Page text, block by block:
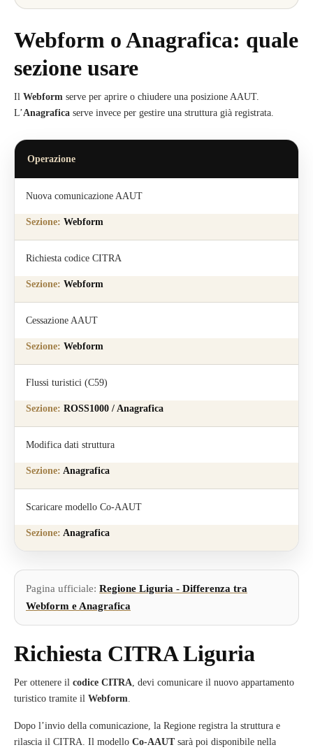
Webform o Anagrafica: quale
sezione usare
Il Webform serve per aprire o chiudere una posizione AAUT.
L’Anagrafica serve invece per gestire una struttura già registrata.
Operazione
Nuova comunicazione AAUT
Webform
Richiesta codice CITRA
Webform
Cessazione AAUT
Webform
Flussi turistici (C59)
ROSS1000 / Anagrafica
Modifica dati struttura
Anagrafica
Scaricare modello Co-AAUT
Anagrafica
Pagina ufficiale: Regione Liguria - Differenza tra
Webform e Anagrafica
Richiesta CITRA Liguria
Per ottenere il codice CITRA, devi comunicare il nuovo appartamento
turistico tramite il Webform.
Dopo l’invio della comunicazione, la Regione registra la struttura e
rilascia il CITRA. Il modello Co-AAUTsarà poi disponibile nella